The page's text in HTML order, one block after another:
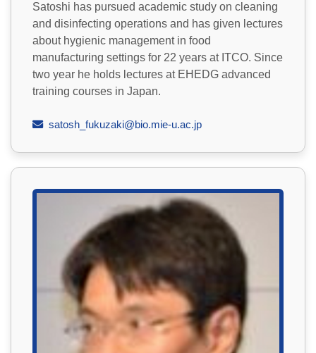
Satoshi has pursued academic study on cleaning
and disinfecting operations and has given lectures
about hygienic management in food
manufacturing settings for 22 years at ITCO. Since
two year he holds lectures at EHEDG advanced
training courses in Japan.
satosh_fukuzaki@bio.mie-u.ac.jp